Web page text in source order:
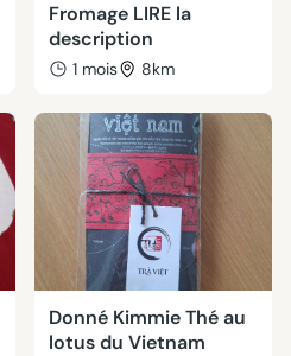
Fromage LIRE la
description
1 mois 8km
Donné Kimmie Thé au
lotus du Vietnam